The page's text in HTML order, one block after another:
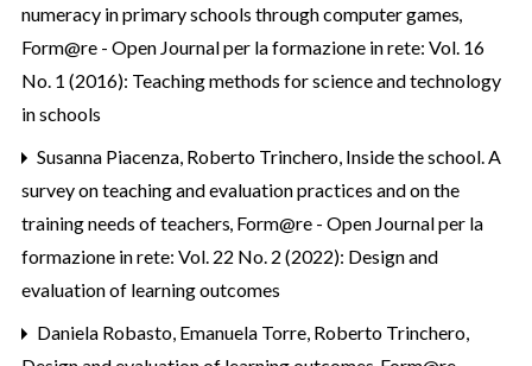
numeracy in primary schools through computer games
Form@re - Open Journal per la formazione in rete: Vol. 16
No. 1 (2016): Teaching methods for science and technology
in schools
Susanna Piacenza, Roberto Trinchero, Inside the school. A
survey on teaching and evaluation practices and on the
training needs of teachers Form@re - Open Journal per la
formazione in rete: Vol. 22 No. 2 (2022): Design and
evaluation of learning outcomes
Daniela Robasto, Emanuela Torre, Roberto Trinchero,